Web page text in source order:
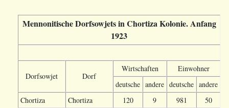
Mennonitische Dorfsowjets in Chortiza Kolonie. Anfang
1923
Dorfsowjet Dorf
Wirtschaften
Einwohner
deutsche andere deutsche andere
Chortiza
Chortiza 120 9 981
50